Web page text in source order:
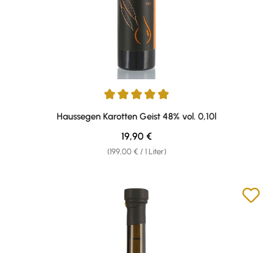
Durchschnittliche Bewertung von 5 von 5 Sternen
Haussegen Karotten Geist 48% vol. 0,10l
(199,00 € / 1 Liter)
Regulärer Preis:
19,90 €